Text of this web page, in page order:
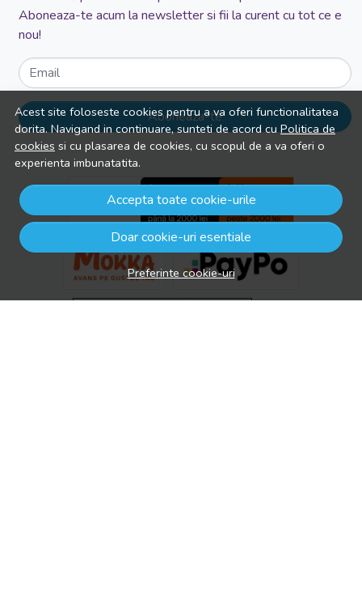
Acest site foloseste cookies pentru a va oferi functionalitatea
dorita. Navigand in continuare, sunteti de acord cuPolitica de
cookies si cu plasarea de cookies, cu scopul de a va oferi o
experienta imbunatatita.
Accepta toate cookie-urile
Doar cookie-uri esentiale
Preferinte cookie-uri
Aboneaza-te acum la newsletter si fii la curent cu tot ce e
nou!
Email
Aboneaza-te